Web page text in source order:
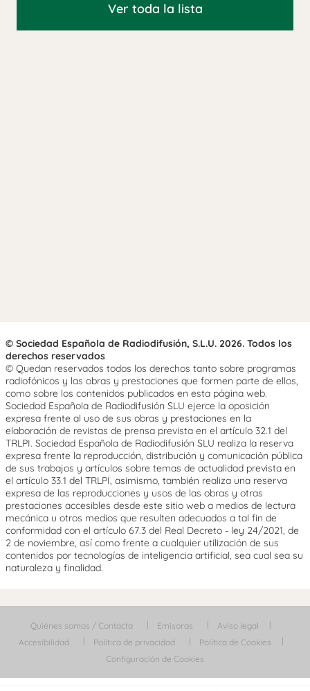
Ver toda la lista
© Sociedad Española de Radiodifusión, S.L.U. 2026. Todos los
derechos reservados
© Quedan reservados todos los derechos tanto sobre programas
radiofónicos y las obras y prestaciones que formen parte de ellos,
como sobre los contenidos publicados en esta página web.
Sociedad Española de Radiodifusión SLU ejerce la oposición
expresa frente al uso de sus obras y prestaciones en la
elaboración de revistas de prensa prevista en el artículo 32.1 del
TRLPI. Sociedad Española de Radiodifusión SLU realiza la reserva
expresa frente la reproducción, distribución y comunicación pública
de sus trabajos y artículos sobre temas de actualidad prevista en
el artículo 33.1 del TRLPI, asimismo, también realiza una reserva
expresa de las reproducciones y usos de las obras y otras
prestaciones accesibles desde este sitio web a medios de lectura
mecánica u otros medios que resulten adecuados a tal fin de
conformidad con el artículo 67.3 del Real Decreto - ley 24/2021, de
2 de noviembre, así como frente a cualquier utilización de sus
contenidos por tecnologías de inteligencia artificial, sea cual sea su
naturaleza y finalidad.
Quiénes somos / Contacta Emisoras
Aviso legal
Accesibilidad
Política de privacidad
Política de Cookies
Configuración de Cookies